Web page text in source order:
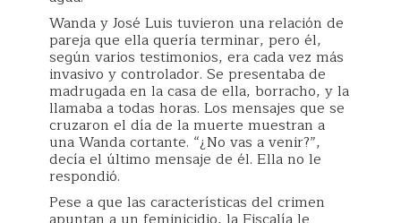
Wanda y José Luis tuvieron una relación de
pareja que ella quería terminar, pero él,
según varios testimonios, era cada vez más
invasivo y controlador. Se presentaba de
madrugada en la casa de ella, borracho, y la
llamaba a todas horas. Los mensajes que se
cruzaron el día de la muerte muestran a
una Wanda cortante. “¿No vas a venir?”,
decía el último mensaje de él. Ella no le
respondió.
Pese a que las características del crimen